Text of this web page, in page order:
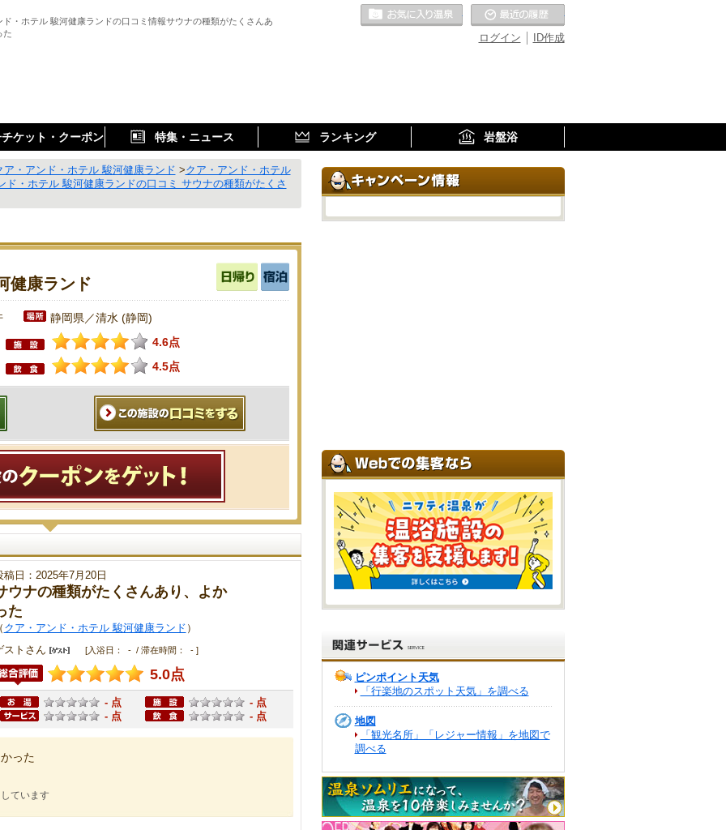
ド・ホテル 駿河健康ランドの口コミ情報サウナの種類がたくさんあ
た
ID作成
ログイン
お気に入りの温泉
ケット・クーポン 特集・ニュース ランキング 岩盤浴
ア・アンド・ホテル 駿河健康ランド >クア・アンド・ホテル
ド・ホテル 駿河健康ランドの口コミ サウナの種類がたくさ
健康ランド
静岡県／清水 (静岡)
4.6点
4.5点
稿日：2025年7月20日
ウナの種類がたくさんあり、よか
た
クア・アンド・ホテル 駿河健康ランド ）
ストさん
[入浴日： - / 滞在時間： - ]
5.0点
- 点
- 点
- 点
- 点
った
ています
ピンポイント天気
「行楽地のスポット天気」を調べる
地図
「観光名所」「レジャー情報」を地図で
調べる